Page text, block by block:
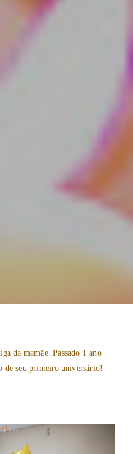
da mamãe. Passado 1 ano
de seu primeiro aniversário!